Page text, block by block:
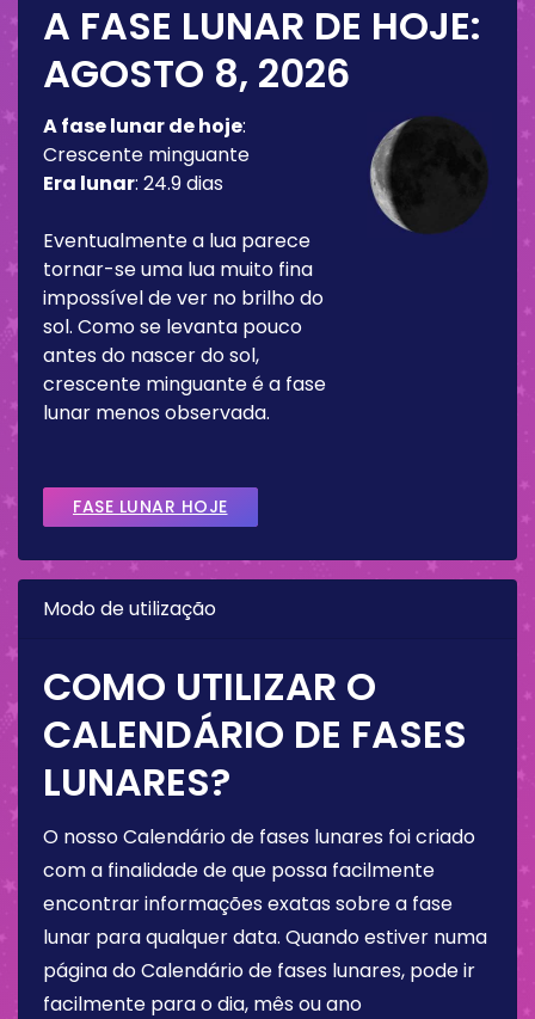
A FASE LUNAR DE HOJE:
AGOSTO 8, 2026
A fase lunar de hoje:
Crescente minguante
Era lunar: 24.9 dias
Eventualmente a lua parece
tornar-se uma lua muito fina
impossível de ver no brilho do
sol. Como se levanta pouco
antes do nascer do sol,
crescente minguante é a fase
lunar menos observada.
FASE LUNAR HOJE
Modo de utilização
COMO UTILIZAR O
CALENDÁRIO DE FASES
LUNARES?
O nosso Calendário de fases lunares foi criado
com a finalidade de que possa facilmente
encontrar informações exatas sobre a fase
lunar para qualquer data. Quando estiver numa
página do Calendário de fases lunares, pode ir
facilmente para o dia, mês ou ano